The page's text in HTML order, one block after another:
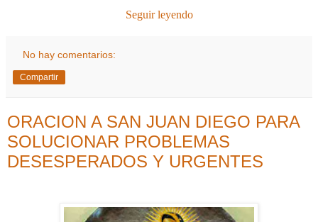
Seguir leyendo
No hay comentarios:
Compartir
ORACION A SAN JUAN DIEGO PARA
SOLUCIONAR PROBLEMAS
DESESPERADOS Y URGENTES